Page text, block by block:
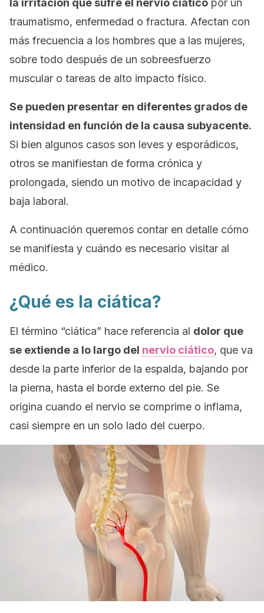
la irritación que sufre el nervio ciático por un
traumatismo, enfermedad o fractura. Afectan con
más frecuencia a los hombres que a las mujeres,
sobre todo después de un sobreesfuerzo
muscular o tareas de alto impacto físico.
Se pueden presentar en diferentes grados de
intensidad en función de la causa subyacente.
Si bien algunos casos son leves y esporádicos,
otros se manifiestan de forma crónica y
prolongada, siendo un motivo de incapacidad y
baja laboral.
A continuación queremos contar en detalle cómo
se manifiesta y cuándo es necesario visitar al
médico.
¿Qué es la ciática?
El término “ciática” hace referencia al dolor que
se extiende a lo largo del nervio ciático, que va
desde la parte inferior de la espalda, bajando por
la pierna, hasta el borde externo del pie. Se
origina cuando el nervio se comprime o inflama,
casi siempre en un solo lado del cuerpo.